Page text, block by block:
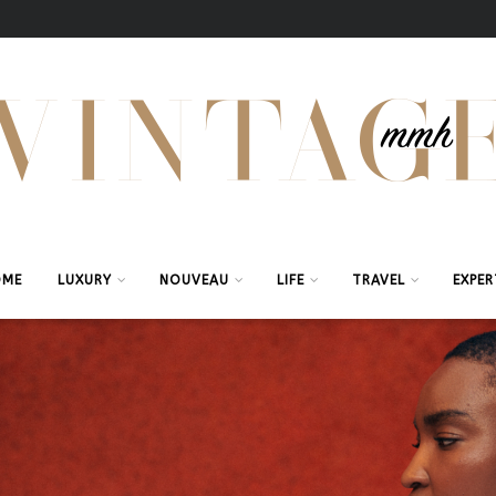
LUXURY NOUVEAU LIFE TRAVEL